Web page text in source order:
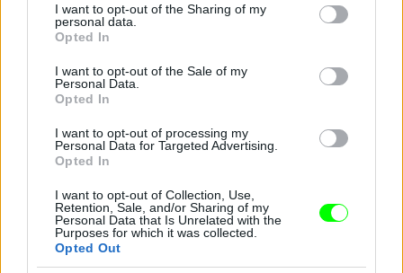
not limited to your visit or usage behaviour. You may click to
grant or deny consent to Google and its third-party tags to
use your data for below specified purposes in below Google
consent section.
I want to opt-out of the Sharing of my
personal data.
Opted In
I want to opt-out of the Sale of my
Personal Data.
Opted In
I want to opt-out of processing my
Personal Data for Targeted Advertising.
Opted In
I want to opt-out of Collection, Use,
Retention, Sale, and/or Sharing of my
Personal Data that Is Unrelated with the
Purposes for which it was collected.
Opted Out